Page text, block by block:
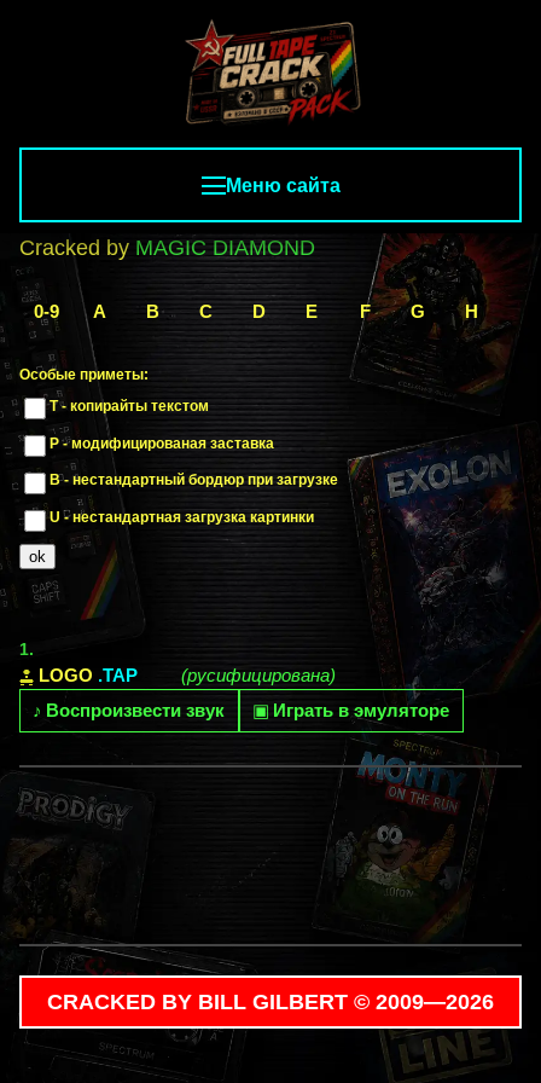
Меню сайта
Cracked by MAGIC DIAMOND
0-9 A B C D E F G H
Особые приметы:
T - копирайты текстом
P - модифицированая заставка
B - нестандартный бордюр при загрузке
U - нестандартная загрузка картинки
1.
LOGO .TAP
(русифицирована)
♪ Воспроизвести звук ▣ Играть в эмуляторе
CRACKED BY BILL GILBERT © 2009—2026